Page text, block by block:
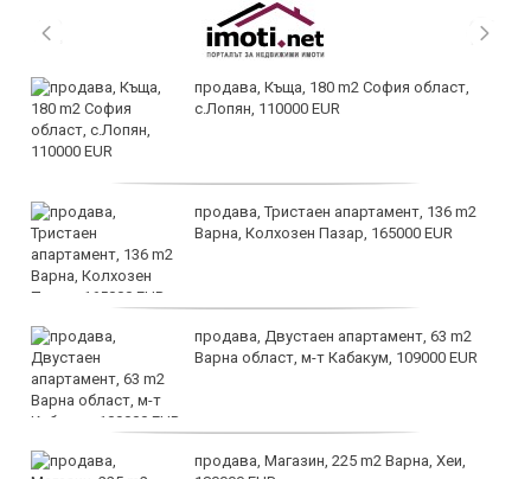
продава, Къща, 180 m2 София област,
с.Лопян, 110000 EUR
продава, Тристаен апартамент, 136 m2
Варна, Колхозен Пазар, 165000 EUR
продава, Двустаен апартамент, 63 m2
Варна област, м-т Кабакум, 109000 EUR
продава, Магазин, 225 m2 Варна, Хеи,